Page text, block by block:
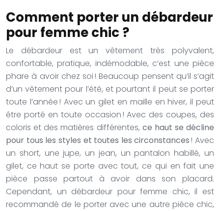
Comment porter un débardeur
pour femme chic ?
Le débardeur est un vêtement très polyvalent,
confortable, pratique, indémodable, c’est une pièce
phare à avoir chez soi ! Beaucoup pensent qu’il s’agit
d’un vêtement pour l’été, et pourtant il peut se porter
toute l’année ! Avec un gilet en maille en hiver, il peut
être porté en toute occasion ! Avec des coupes, des
coloris et des matières différentes, ce haut se décline
pour tous les styles et toutes les circonstances! Avec
un short, une jupe, un jean, un pantalon habillé, un
gilet, ce haut se porte avec tout, ce qui en fait une
pièce passe partout à avoir dans son placard.
Cependant, un débardeur pour femme chic, il est
recommandé de le porter avec une autre pièce chic,